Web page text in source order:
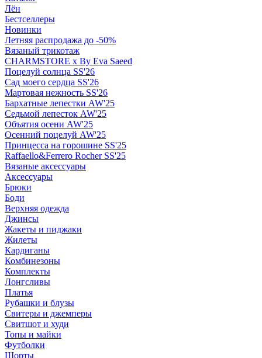
Лён
Бестселлеры
Новинки
Летняя распродажа до -50%
Вязаный трикотаж
CHARMSTORE х By Eva Saeed
Поцелуй солнца SS'26
Сад моего сердца SS'26
Мартовая нежность SS'26
Бархатные лепестки AW'25
Седьмой лепесток AW'25
Объятия осени AW'25
Осенний поцелуй AW'25
Принцесса на горошине SS'25
Raffaello&Ferrero Rocher SS'25
Вязаные аксессуары
Аксессуары
Брюки
Боди
Верхняя одежда
Джинсы
Жакеты и пиджаки
Жилеты
Кардиганы
Комбинезоны
Комплекты
Лонгсливы
Платья
Рубашки и блузы
Свитеры и джемперы
Свитшот и худи
Топы и майки
Футболки
Шорты